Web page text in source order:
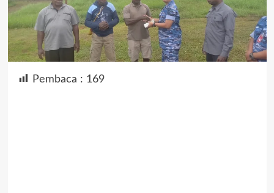
Pembaca : 169